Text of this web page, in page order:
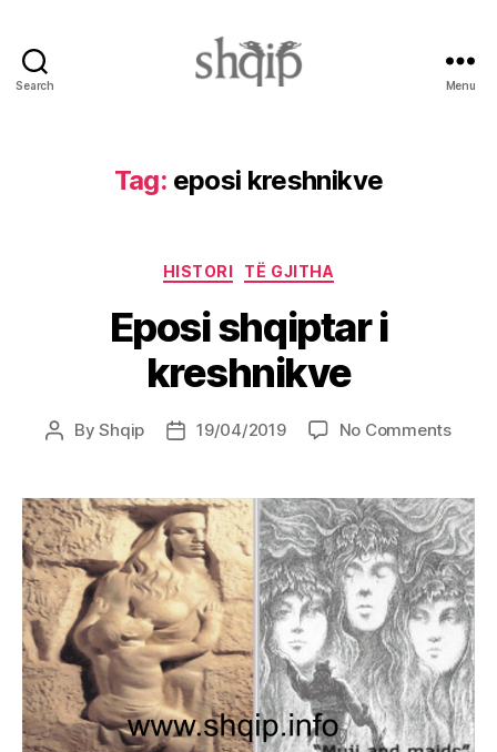
Search Menu
Tag: eposi kreshnikve
Categories
HISTORI TË GJITHA
Eposi shqiptar i
kreshnikve
PostByShqip
Post19/04/2019 No Commentson
i